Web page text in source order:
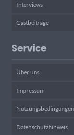
Interviews
Gastbeiträge
Service
Über uns
Impressum
Nutzungsbedingungen
Datenschutzhinweis